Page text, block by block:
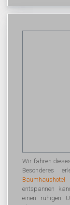
Wir fahren
Besonderes
Baumhaushotel
entspannen
einen ruhigen